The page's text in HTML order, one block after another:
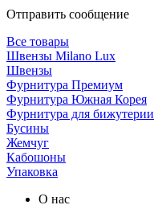
Отправить сообщение
Все товары
Швензы Milano Lux
Швензы
Фурнитура Премиум
Фурнитура Южная Корея
Фурнитура для бижутерии
Бусины
Жемчуг
Кабошоны
Упаковка
О нас